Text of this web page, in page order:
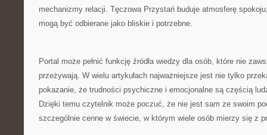
mechanizmy relacji. Tęczowa Przystań buduje atmosferę
mogą być odbierane jako bliskie i potrzebne.
Portal może pełnić funkcję źródła wiedzy dla osób, które nie
przeżywają. W wielu artykułach najważniejsze jest nie tylko
pokazanie, że trudności psychiczne i emocjonalne są częścią
Dzięki temu czytelnik może poczuć, że nie jest sam ze swoim
szczególnie cenne w świecie, w którym wiele osób mierzy się z